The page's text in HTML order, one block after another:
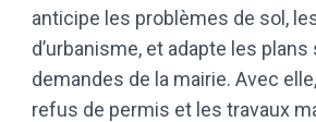
anticipe les problèmes de sol,
d’urbanisme, et adapte les plans
demandes de la mairie. Avec
refus de permis et les travaux